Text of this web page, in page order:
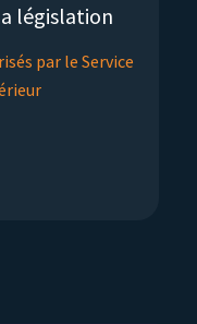
législation
par le Service